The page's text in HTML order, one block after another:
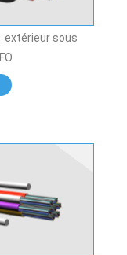
extérieur sous